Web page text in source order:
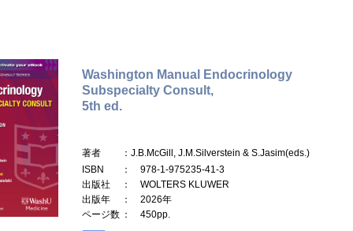
Washington Manual Endocrinology
Subspecialty Consult,
5th ed.
著者
：J.B.McGill, J.M.Silverstein & S.Jasim(eds.)
ISBN
： 978-1-975235-41-3
出版社
： WOLTERS KLUWER
出版年
： 2026年
ページ数 ： 450pp.